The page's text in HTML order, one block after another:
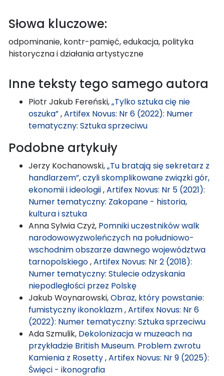
Słowa kluczowe:
odpominanie, kontr-pamięć, edukacja, polityka
historyczna i działania artystyczne
Inne teksty tego samego autora
Piotr Jakub Fereński,„Tylko sztuka cię nie
oszuka”,Artifex Novus: Nr 6 (2022): Numer
tematyczny: Sztuka sprzeciwu
Podobne artykuły
Jerzy Kochanowski,„Tu bratają się sekretarz z
handlarzem”, czyli skomplikowane związki gór,
ekonomii i ideologii,Artifex Novus: Nr 5 (2021):
Numer tematyczny: Zakopane - historia,
kultura i sztuka
Anna Sylwia Czyż, Pomniki uczestników walk
narodowowyzwoleńczych na południowo-
wschodnim obszarze dawnego województwa
tarnopolskiego,Artifex Novus: Nr 2 (2018):
Numer tematyczny: Stulecie odzyskania
niepodległości przez Polskę
Jakub Woynarowski,Obraz, który powstanie:
fumistyczny ikonoklazm,Artifex Novus: Nr 6
(2022): Numer tematyczny: Sztuka sprzeciwu
Ada Szmulik, Dekolonizacja w muzeach na
przykładzie British Museum. Problem zwrotu
Kamienia z Rosetty,Artifex Novus: Nr 9 (2025):
Święci - ikonografia